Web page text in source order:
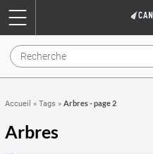
Accueil » Tags » Arbres - page 2
Arbres